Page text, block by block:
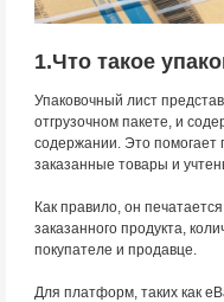
1.Что такое
Упаковочный лист
отгрузочном пакете, и
содержании. Это помогает
заказанные товары и
Как правило, он
заказанного продукта,
покупателе и продавце.
Для платформ, таких как